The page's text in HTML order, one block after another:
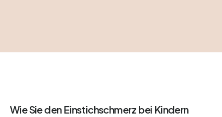
Wie Sie den Einstichschmerz bei Kindern